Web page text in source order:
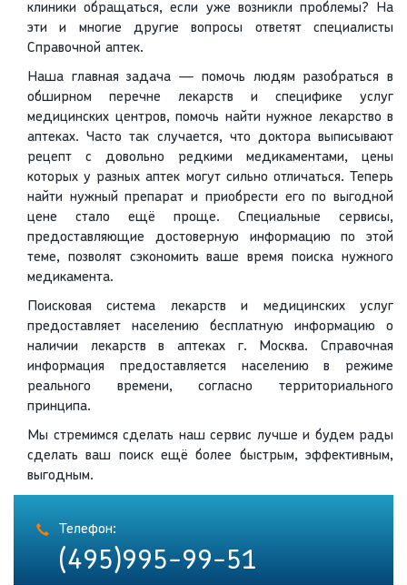
клиники обращаться, если уже возникли проблемы? На
эти и многие другие вопросы ответят специалисты
Справочной аптек.
Наша главная задача — помочь людям разобраться в
обширном перечне лекарств и специфике услуг
медицинских центров, помочь найти нужное лекарство в
аптеках. Часто так случается, что доктора выписывают
рецепт с довольно редкими медикаментами, цены
которых у разных аптек могут сильно отличаться. Теперь
найти нужный препарат и приобрести его по выгодной
цене стало ещё проще. Специальные сервисы,
предоставляющие достоверную информацию по этой
теме, позволят сэкономить ваше время поиска нужного
медикамента.
Поисковая система лекарств и медицинских услуг
предоставляет населению бесплатную информацию о
наличии лекарств в аптеках г. Москва. Справочная
информация предоставляется населению в режиме
реального времени, согласно территориального
принципа.
Мы стремимся сделать наш сервис лучше и будем рады
сделать ваш поиск ещё более быстрым, эффективным,
выгодным.
Телефон:
(495)995-99-51